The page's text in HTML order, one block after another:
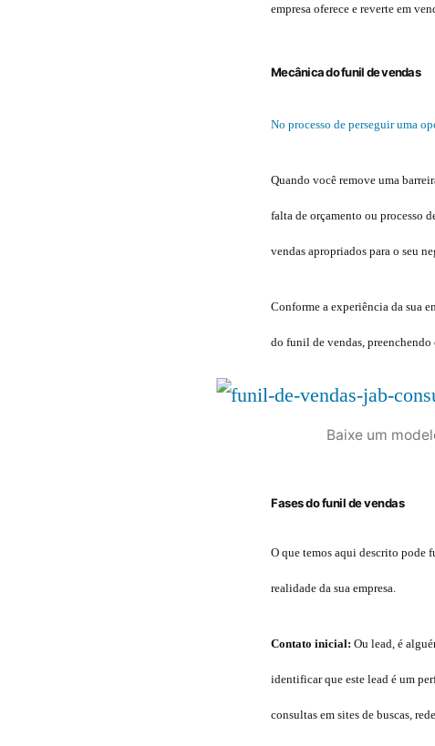
empresa oferece e reverte em
Mecânica do funil de vendas
No processo de perseguir uma
Quando você remove uma
falta de orçamento ou processo
vendas apropriados para o seu
Conforme a experiência da sua
do funil de vendas, preenchendo
Baixe um
Fases do funil de vendas
O que temos aqui descrito pode
realidade da sua empresa.
Contato inicial: Ou lead, é
identificar que este lead é um
consultas em sites de buscas,